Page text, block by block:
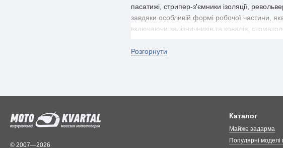
пасатижі, стрипер-з'ємники ізоляції,
завдяки особливій формі робочої частини,
включаючи залізничників та ковалів,
Застосування кліщів
ще можуть називати трубними кліщами,
переставним шарнірним механізмом, з
Розгорнути
© 2007—2026
Каталог
Майже задарма
Популярні моделі